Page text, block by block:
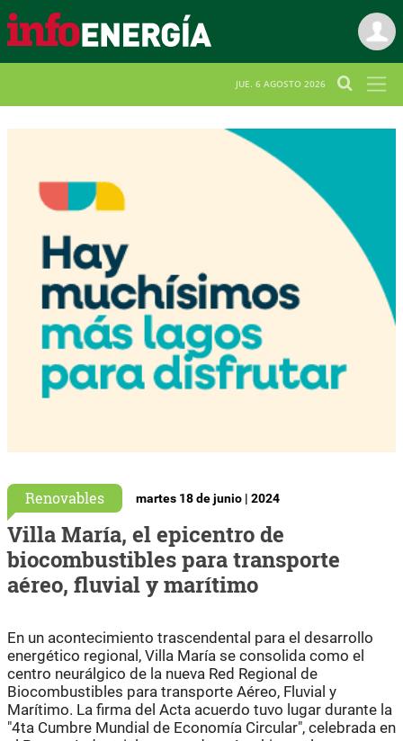
JUE. 6 AGOSTO 2026
Renovables martes 18 de junio | 2024
Villa María, el epicentro de
biocombustibles para transporte
aéreo, fluvial y marítimo
En un acontecimiento trascendental para el desarrollo
energético regional, Villa María se consolida como el
centro neurálgico de la nueva Red Regional de
Biocombustibles para transporte Aéreo, Fluvial y
Marítimo. La firma del Acta acuerdo tuvo lugar durante la
"4ta Cumbre Mundial de Economía Circular", celebrada en